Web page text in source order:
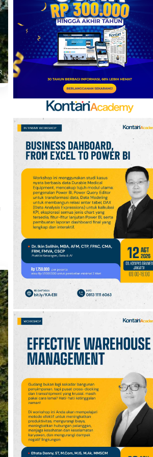
Mobile Update 7 Agustus
2026: Klaim Ribuan
Gems Gratis!
7
FIFA Akhirnya Cairkan
Hadiah Timnas Yordania
yang Tertunda 8 Bulan
Promo Alfamart Murah
Banget 7–13 Agustus
2026, Sunlight hingga
Bebelac Diskon
9
Promo JSM Alfamart 7–
9 Agustus 2026, Minyak
Goreng 2 Liter Mulai
Rp41.500
10 Klasemen Grup A Piala
AFF 2026: Ini Skenario
Indonesia Lolos ke
Semifinal